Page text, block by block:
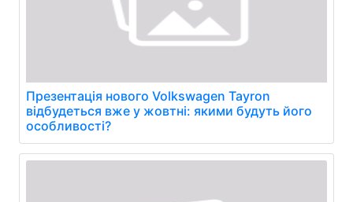
Презентація нового Volkswagen Tayron
відбудеться вже у жовтні: якими будуть його
особливості?